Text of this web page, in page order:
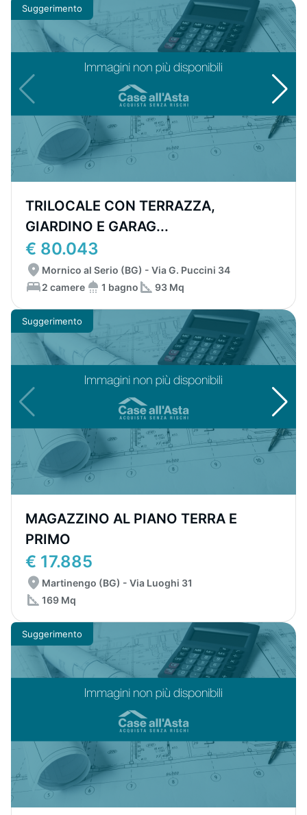
Suggerimento
TRILOCALE CON TERRAZZA,
GIARDINO E GARAG...
€ 80.043
Mornico al Serio (BG) - Via G. Puccini 34
2 camere
1 bagno 93 Mq
Suggerimento
MAGAZZINO AL PIANO TERRA E
PRIMO
€ 17.885
Martinengo (BG) - Via Luoghi 31
169 Mq
Suggerimento